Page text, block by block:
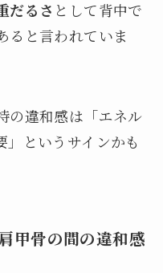
だるさ として背中で
ると言われていま
の違和感は「エネル
」というサインかも
甲骨の間の違和感